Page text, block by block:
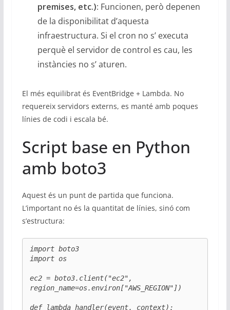
premises, etc.): Funcionen, però depenen
de la disponibilitat d’aquesta
infraestructura. Si el cron no s’ executa
perquè el servidor de control es cau, les
instàncies no s’ aturen.
El més equilibrat és EventBridge + Lambda. No
requereix servidors externs, es manté amb poques
línies de codi i escala bé.
Script base en Python
amb boto3
Aquest és un punt de partida que funciona.
L’important no és la quantitat de línies, sinó com
s’estructura:
import boto3
import os
ec2 = boto3.client("ec2",
region_name=os.environ["AWS_REGION"])
def lambda_handler(event, context):